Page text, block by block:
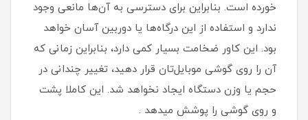
خورده است‏.‏ بنابراین برای دسترسی به آن‌ها مانعی وجود
ندارد و استفاده از این درگاه‌ها یا دوربین آسان خواهد
بود‏.‏ این کاور ضخامت بسیار کمی دارد، بنابراین زمانی که
آن را روی گوشی موبایل‌تان قرار دهید، تغییر چندانی در
حجم یا وزن دستگاه ایجاد نخواهد شد‏. این کاملا پشت
و روی گوشی را پوشش میدهد .